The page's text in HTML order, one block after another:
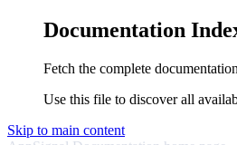
Documentation
Fetch the complete
Use this file to discover all
Skip to main content